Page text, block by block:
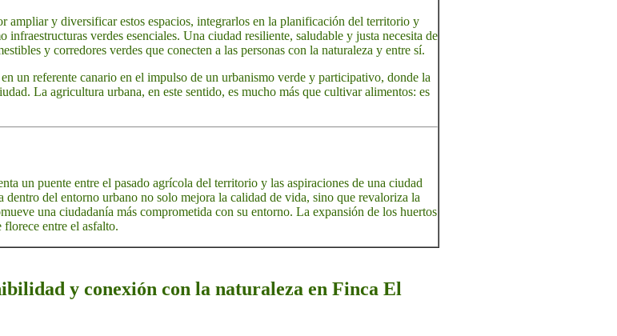
ampliar y diversificar estos espacios, integrarlos en la planificación del territorio y
verdes esenciales. Una ciudad resiliente, saludable y justa necesita de
y corredores verdes que conecten a las personas con la naturaleza y entre sí.
un referente canario en el impulso de un urbanismo verde y participativo, donde la
La agricultura urbana, en este sentido, es mucho más que cultivar alimentos: es
un puente entre el pasado agrícola del territorio y las aspiraciones de una ciudad
del entorno urbano no solo mejora la calidad de vida, sino que revaloriza la
una ciudadanía más comprometida con su entorno. La expansión de los huertos
entre el asfalto.
y conexión con la naturaleza en Finca El